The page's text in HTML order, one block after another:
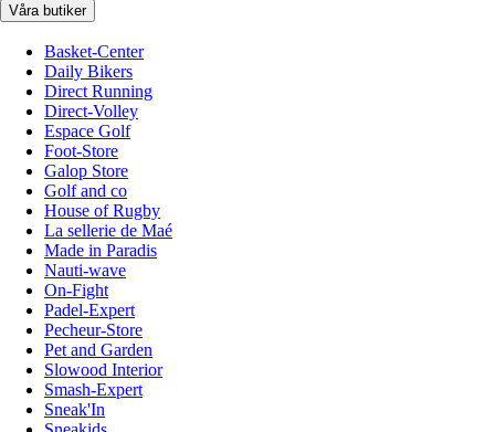
Våra butiker
Basket-Center
Daily Bikers
Direct Running
Direct-Volley
Espace Golf
Foot-Store
Galop Store
Golf and co
House of Rugby
La sellerie de Maé
Made in Paradis
Nauti-wave
On-Fight
Padel-Expert
Pecheur-Store
Pet and Garden
Slowood Interior
Smash-Expert
Sneak'In